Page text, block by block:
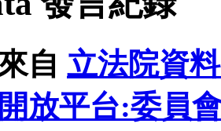
自 立法院資
放平台:委員